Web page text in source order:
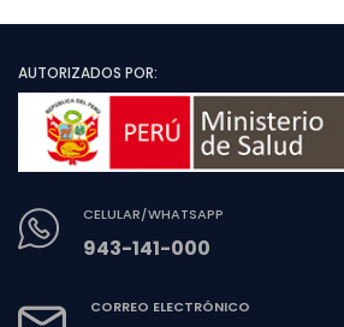
AUTORIZADOS POR:
CELULAR/WHATSAPP
943-141-000
CORREO ELECTRÓNICO